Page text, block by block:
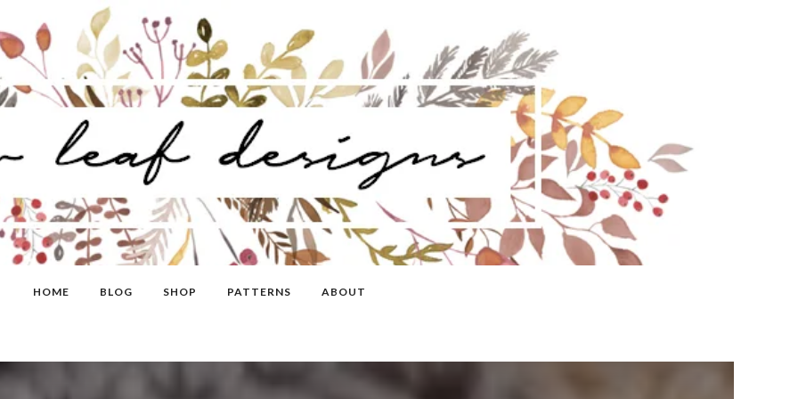
HOME BLOG SHOP PATTERNS ABOUT